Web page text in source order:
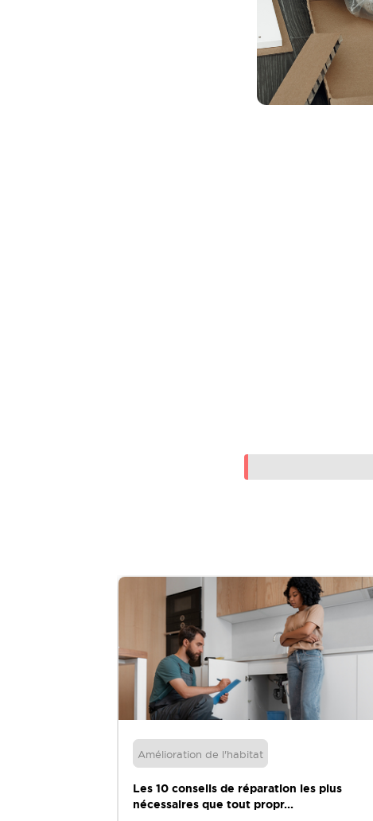
Amélioration de l'habitat
Les 10 conseils de réparation les plus
nécessaires que tout propr...